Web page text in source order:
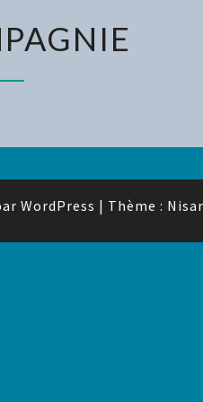
COMPAGNIE
WordPress | Thème :